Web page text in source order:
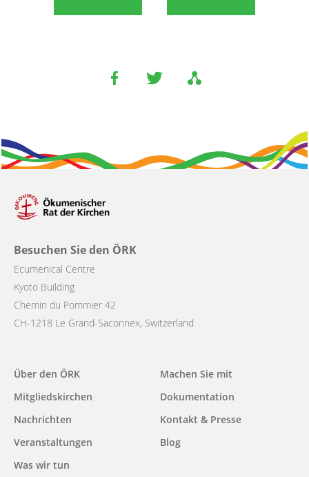
Besuchen Sie den ÖRK
Ecumenical Centre
Kyoto Building
Chemin du Pommier 42
CH-1218 Le Grand-Saconnex, Switzerland
navigation
Über den ÖRK
Mitgliedskirchen
Nachrichten
Veranstaltungen
Was wir tun
Machen Sie mit
Dokumentation
Kontakt & Presse
Blog